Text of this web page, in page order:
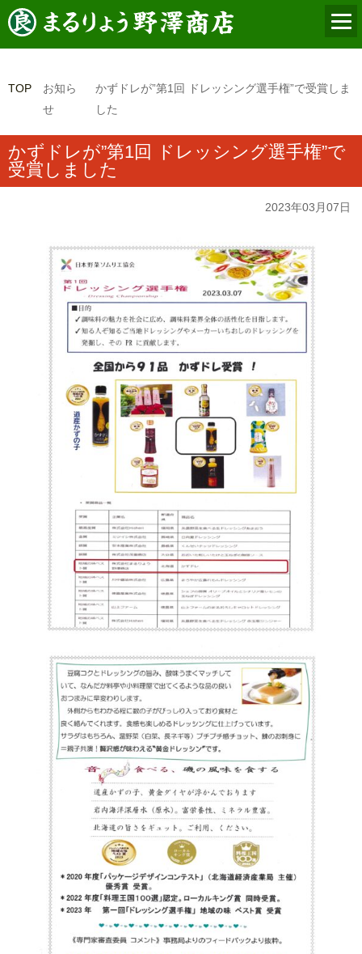
TOP
お知ら
せ
かずドレが”第1回 ドレッシング選手権”で受賞しま
した
かずドレが”第1回 ドレッシング選手権”で
受賞しました
2023年03月07日